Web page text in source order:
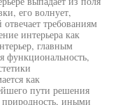
его волнует,
требованиям
интерьера как
главным
функциональность,
как
пути решения
природность, иными